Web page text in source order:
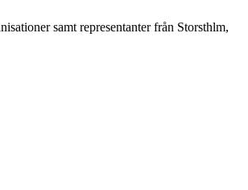
samt representanter från Storsthlm,